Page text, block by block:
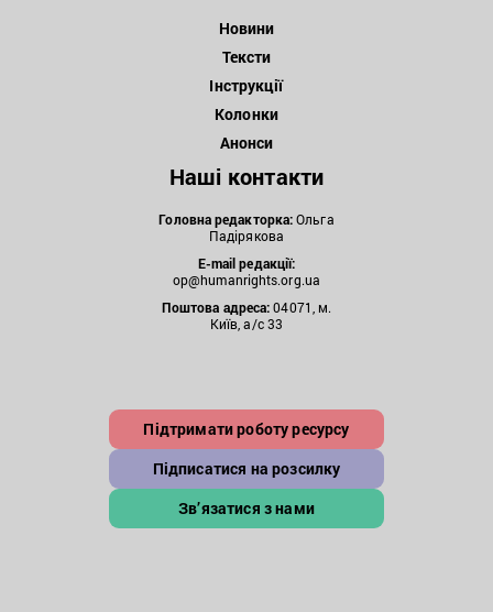
Новини
Тексти
Інструкції
Колонки
Анонси
Наші контакти
Головна редакторка:Ольга
Падірякова
E-mail редакції:
op@humanrights.org.ua
Поштова адреса:04071, м.
Київ, а/с 33
Підтримати роботу ресурсу
Підписатися на розсилку
Зв’язатися з нами